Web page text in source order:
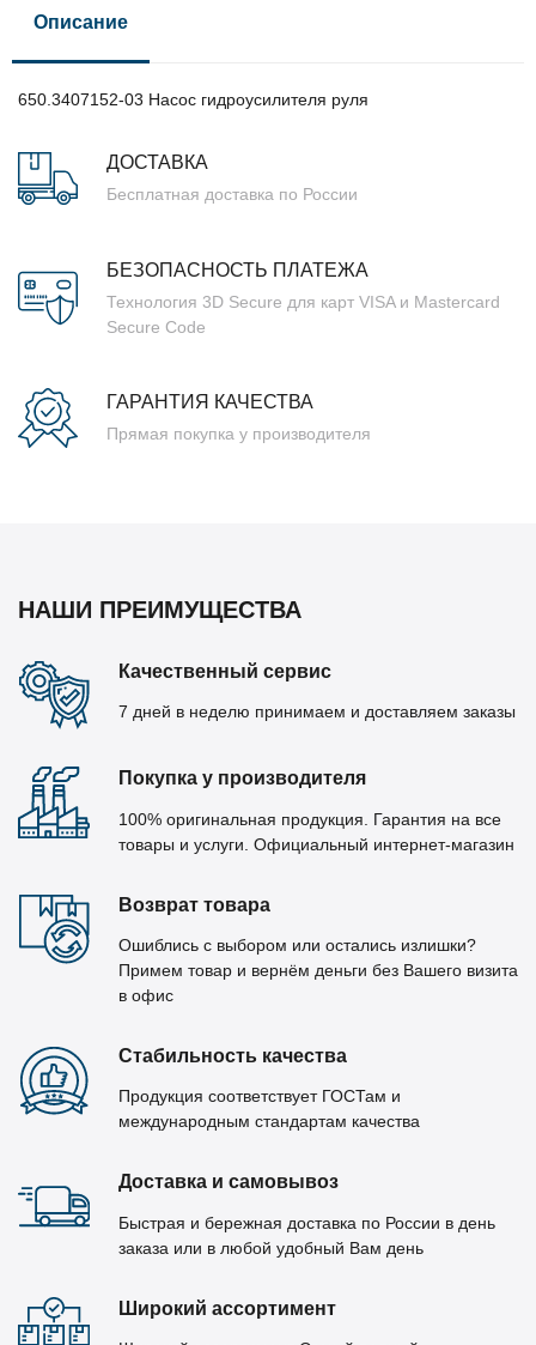
Описание
650.3407152-03 Насос гидроусилителя руля
ДОСТАВКА
Бесплатная доставка по России
БЕЗОПАСНОСТЬ ПЛАТЕЖА
Технология 3D Secure для карт VISA и Mastercard
Secure Code
ГАРАНТИЯ КАЧЕСТВА
Прямая покупка у производителя
НАШИ ПРЕИМУЩЕСТВА
Качественный сервис
7 дней в неделю принимаем и доставляем заказы
Покупка у производителя
100% оригинальная продукция. Гарантия на все
товары и услуги. Официальный интернет-магазин
Возврат товара
Ошиблись с выбором или остались излишки?
Примем товар и вернём деньги без Вашего визита
в офис
Стабильность качества
Продукция соответствует ГОСТам и
международным стандартам качества
Доставка и самовывоз
Быстрая и бережная доставка по России в день
заказа или в любой удобный Вам день
Широкий ассортимент